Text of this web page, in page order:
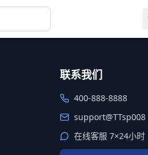
联系我们
400-888-8888
support@TTsp008
在线客服 7×24小时